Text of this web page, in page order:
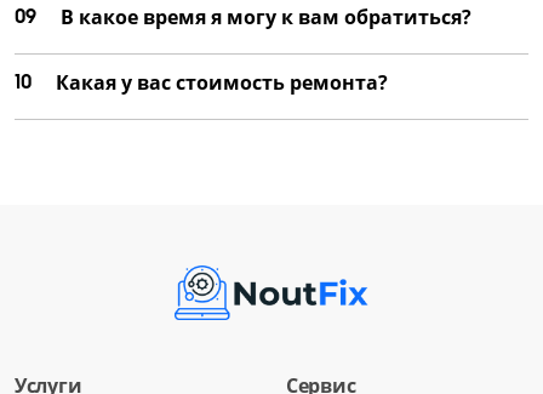
09 В какое время я могу к вам обратиться?
10 Какая у вас стоимость ремонта?
Услуги
Сервис